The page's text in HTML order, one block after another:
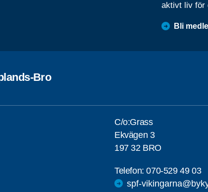
aktivt liv för
Bli
Bro
C/o:Grass
Ekvägen 3
197 32 BRO
Telefon:070-529 49 03
spf-